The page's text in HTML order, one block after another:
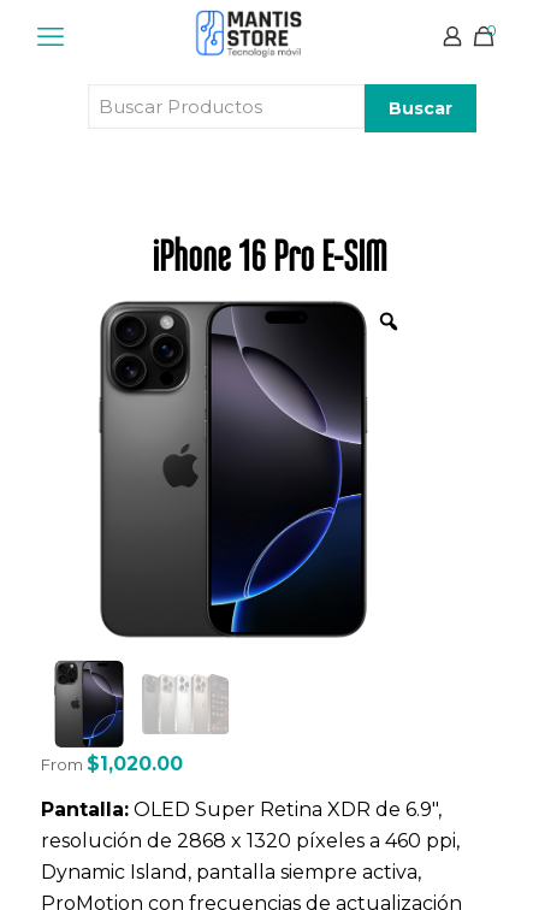
0
Productos
iPhone 16 Pro E-SIM
From $1,020.00
Pantalla: OLED Super Retina XDR de 6.9",
resolución de 2868 x 1320 píxeles a 460 ppi,
Dynamic Island, pantalla siempre activa,
ProMotion con frecuencias de actualización